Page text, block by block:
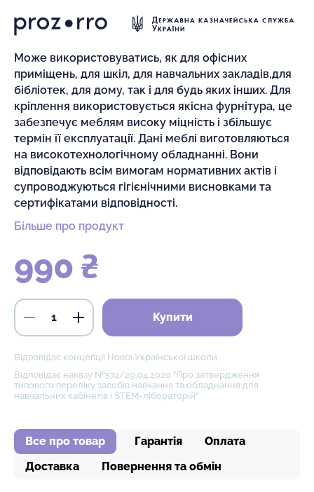
Може використовуватись, як для офісних
приміщень, для шкіл, для навчальних закладів,для
бібліотек, для дому, так і для будь яких інших. Для
кріплення використовується якісна фурнітура, це
забезпечує меблям високу міцність і збільшує
термін її експлуатації. Дані меблі виготовляються
на високотехнологічному обладнанні. Вони
відповідають всім вимогам нормативних актів і
супроводжуються гігієнічними висновками та
сертифікатами відповідності.
Більше про продукт
990 ₴
Купити
Відповідає концепції Нової Української школи
Відповідає наказу №574/29.04.2020 "Про затвердження
типового переліку засобів навчання та обладнання для
навчальних кабінетів і STEM-лібораторій"
Все про товар Гарантія
Оплата
Доставка
Повернення та обмін